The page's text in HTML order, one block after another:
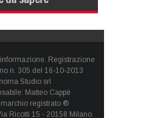
Registrazione
n. 305 del 16-10-2013
Studio srl
Matteo Cappè
registrato ®
Ricotti 15 - 20158 Milano